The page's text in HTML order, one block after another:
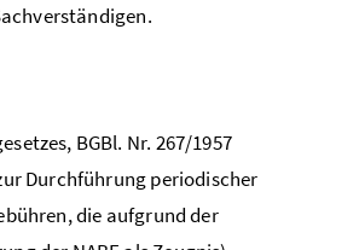
BGBl. Nr. 267/1957
Durchführung periodischer
die aufgrund der